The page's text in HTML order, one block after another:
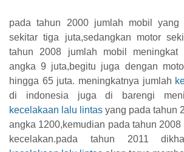
pada tahun 2000 jumlah mobil
sekitar tiga juta,sedangkan motor
tahun 2008 jumlah mobil meningkat
angka 9 juta,begitu juga dengan
hingga 65 juta. meningkatnya jumlah
di indonesia juga di barengi
kecelakaan lalu lintas yang pada tahun
angka 1200,kemudian pada tahun
kecelakan.pada tahun 2011